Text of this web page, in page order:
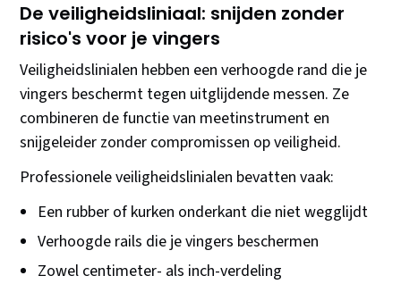
De veiligheidsliniaal: snijden zonder
risico's voor je vingers
Veiligheidslinialen hebben een verhoogde rand die je
vingers beschermt tegen uitglijdende messen. Ze
combineren de functie van meetinstrument en
snijgeleider zonder compromissen op veiligheid.
Professionele veiligheidslinialen bevatten vaak:
Een rubber of kurken onderkant die niet wegglijdt
Verhoogde rails die je vingers beschermen
Zowel centimeter- als inch-verdeling